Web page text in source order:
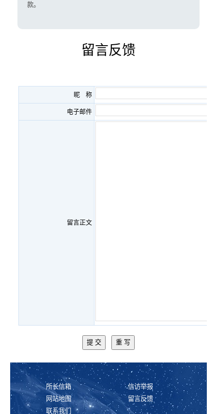
款。
留言反馈
昵 称
电子邮件
留言正文
所长信箱
信访举报
网站地图
留言反馈
联系我们